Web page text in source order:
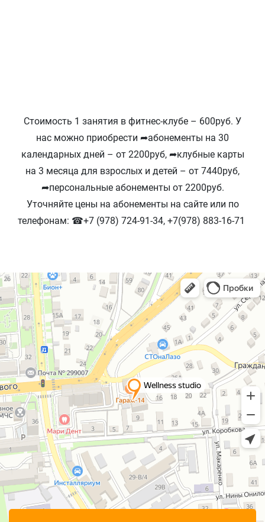
Стоимость 1 занятия в фитнес-клубе – 600руб. У
нас можно приобрести ➦абонементы на 30
календарных дней – от 2200руб, ➦клубные карты
на 3 месяца для взрослых и детей – от 7440руб,
➦персональные абонементы от 2200руб.
Уточняйте цены на абонементы на сайте или по
телефонам: ☎+7 (978) 724-91-34, +7(978) 883-16-71